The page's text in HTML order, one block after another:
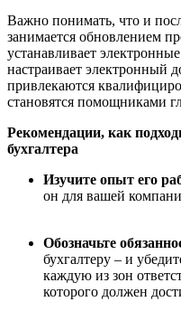
Важно понимать, что и
занимается обновлением
устанавливает
настраивает электронный
привлекаются
становятся помощниками
Рекомендации, как
бухгалтера
Изучите опыт его
он для вашей
Обозначьте
бухгалтеру – и
каждую из зон
которого должен